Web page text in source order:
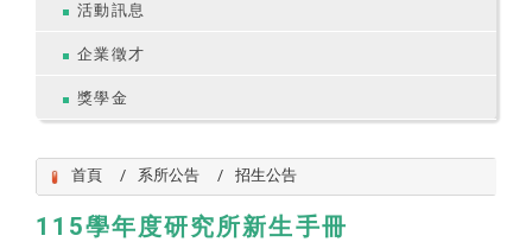
活動訊息
企業徵才
獎學金
首頁 系所公告 招生公告
115學年度研究所新生手冊